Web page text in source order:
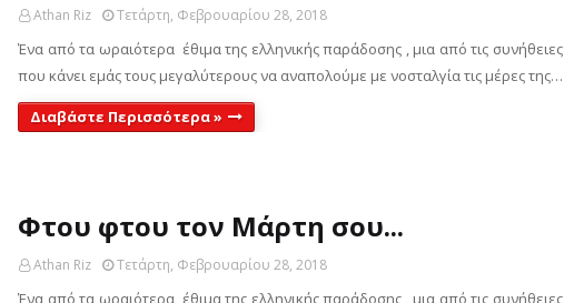
Athan Riz Τετάρτη, Φεβρουαρίου 28, 2018
Ένα από τα ωραιότερα έθιμα της ελληνικής παράδοσης , μια από τις συνήθειες
που κάνει εμάς τους μεγαλύτερους να αναπολούμε με νοσταλγία τις μέρες της…
Διαβάστε Περισσότερα »
Φτου φτου τον Μάρτη σου...
Athan Riz Τετάρτη, Φεβρουαρίου 28, 2018
Ένα από τα ωραιότερα έθιμα της ελληνικής παράδοσης , μια από τις συνήθειες